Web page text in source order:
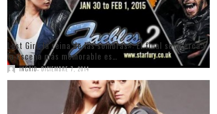
Lost Girl, la reina de las sombras»: El final se acerca y
la escena más memorable es…
INGRID, DICIEMBRE 7, 2014